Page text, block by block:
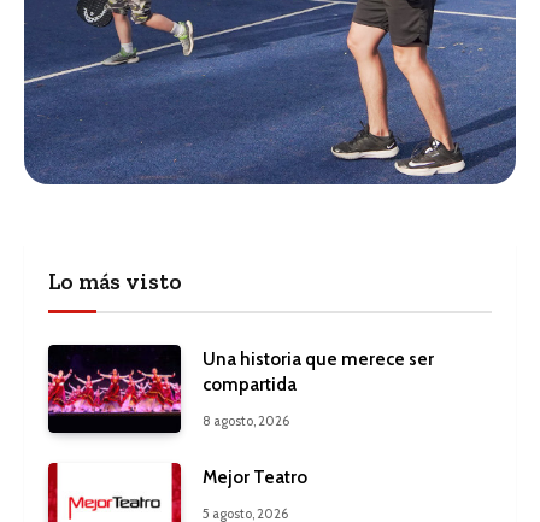
Lo más visto
Una historia que merece ser
compartida
8 agosto, 2026
Mejor Teatro
5 agosto, 2026